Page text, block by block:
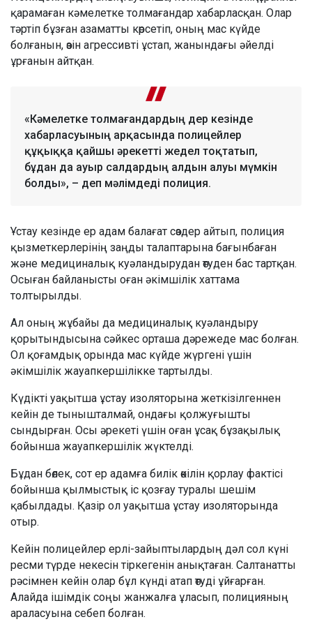
қарамаған кәмелетке толмағандар хабарласқан. Олар
тәртіп бұзған азаматты көрсетіп, оның мас күйде
болғанын, өзін агрессивті ұстап, жанындағы әйелді
ұрғанын айтқан.
«Кәмелетке толмағандардың дер кезінде
хабарласуының арқасында полицейлер
құқыққа қайшы әрекетті жедел тоқтатып,
бұдан да ауыр салдардың алдын алуы мүмкін
болды», – деп мәлімдеді полиция.
Ұстау кезінде ер адам балағат сөздер айтып, полиция
қызметкерлерінің заңды талаптарына бағынбаған
және медициналық куәландырудан өтуден бас тартқан.
Осыған байланысты оған әкімшілік хаттама
толтырылды.
Ал оның жұбайы да медициналық куәландыру
қорытындысына сәйкес орташа дәрежеде мас болған.
Ол қоғамдық орында мас күйде жүргені үшін
әкімшілік жауапкершілікке тартылды.
Күдікті уақытша ұстау изоляторына жеткізілгеннен
кейін де тынышталмай, ондағы қолжуғышты
сындырған. Осы әрекеті үшін оған ұсақ бұзақылық
бойынша жауапкершілік жүктелді.
Бұдан бөлек, сот ер адамға билік өкілін қорлау фактісі
бойынша қылмыстық іс қозғау туралы шешім
қабылдады. Қазір ол уақытша ұстау изоляторында
отыр.
Кейін полицейлер ерлі-зайыптылардың дәл сол күні
ресми түрде некесін тіркегенін анықтаған. Салтанатты
рәсімнен кейін олар бұл күнді атап өтуді ұйғарған.
Алайда ішімдік соңы жанжалға ұласып, полицияның
араласуына себеп болған.